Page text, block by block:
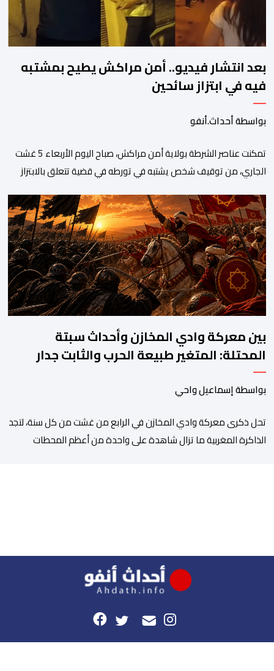
بعد انتشار فيديو.. أمن مراكش يطيح بمشتبه
فيه في ابتزاز سائحين
بواسطة أحداث.أنفو
تمكنت عناصر الشرطة بولاية أمن مراكش، صباح اليوم الأربعاء 5 غشت
الجاري، من توقيف شخص يشتبه في تورطه في قضية تتعلق بالابتزاز
سائحين أجنبيين للابتزاز بالمدينة العتيقة بمراكش، وطالبهما بمبلغ مالي
غير مستحق بدعوى ممارسة نشاط مرتبط بالإرشاد السياحي بدون
رخصة، وهي الأفعال الإجرامية التي […]
بين معركة وادي المخازن وأحداث سبتة
المحتلة: المتغير طبيعة الحرب والثابت جدار
الصد الوطني
بواسطة إسماعيل واحي
تحل ذكرى معركة وادي المخازن في الرابع من غشت من كل سنة، لتجد
الذاكرة المغربية ما تزال شاهدة على واحدة من أعظم المحطات